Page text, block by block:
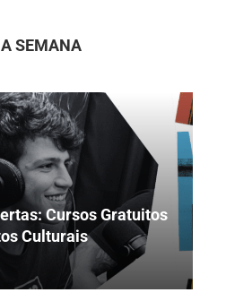
SEMANA
Cursos Gratuitos
Culturais